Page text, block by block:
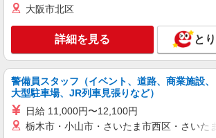
時給1500円〜2250円 ＜
千葉市花見川区｜最寄駅
キープ 詳
株式会社ブレイブ（マイナビグループ）/MD12
介護スタッフ ◆デイサービ
大阪市北区
詳細を見る と
警備員スタッフ（イベント、道路、商業施設、
大型駐車場、JR列車見張りなど）
日給 11,000円〜12,100円
栃木市・小山市・さいたま市西区・さいた